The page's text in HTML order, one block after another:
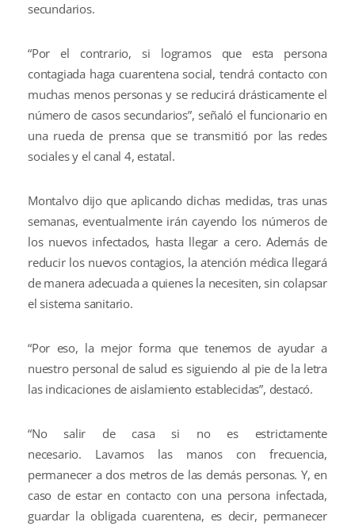
secundarios.
“Por el contrario, si logramos que esta persona
contagiada haga cuarentena social, tendrá contacto con
muchas menos personas y se reducirá drásticamente el
número de casos secundarios”, señaló el funcionario en
una rueda de prensa que se transmitió por las redes
sociales y el canal 4, estatal.
Montalvo dijo que aplicando dichas medidas, tras unas
semanas, eventualmente irán cayendo los números de
los nuevos infectados, hasta llegar a cero. Además de
reducir los nuevos contagios, la atención médica llegará
de manera adecuada a quienes la necesiten, sin colapsar
el sistema sanitario.
“Por eso, la mejor forma que tenemos de ayudar a
nuestro personal de salud es siguiendo al pie de la letra
las indicaciones de aislamiento establecidas”, destacó.
“No salir de casa si no es estrictamente
necesario. Lavarnos las manos con frecuencia,
permanecer a dos metros de las demás personas. Y, en
caso de estar en contacto con una persona infectada,
guardar la obligada cuarentena, es decir, permanecer